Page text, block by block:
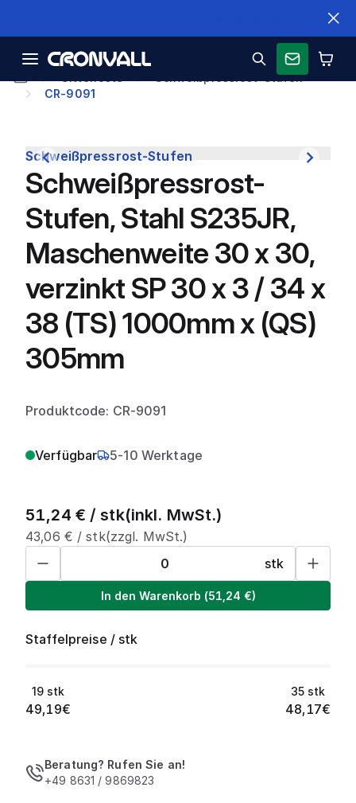
Schweißpressrost-Stufen
CR-9091
Schweißpressrost-Stufen
Schweißpressrost-
Stufen, Stahl S235JR,
Maschenweite 30 x 30,
verzinkt SP 30 x 3 / 34 x
38 (TS) 1000mm x (QS)
305mm
Produktcode: CR-9091
Verfügbar 5-10 Werktage
51,24 € / stk(inkl. MwSt.)
43,06 € /stk(zzgl. MwSt.)
stk
In den Warenkorb (51,24 €)
Staffelpreise / stk
19 stk
49,19€
35 stk
48,17€
Beratung? Rufen Sie an!
+49 8631 / 9869823